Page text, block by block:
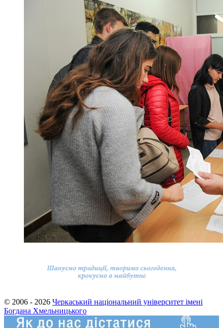
© 2006 - 2026 Черкаський національний університет імені
Богдана Хмельницького